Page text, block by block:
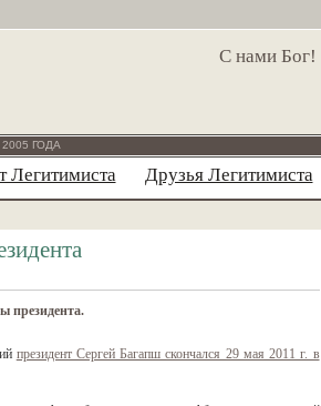
С нами Бог!
ГОДА
Легитимиста Друзья Легитимиста
президента.
президент Сергей Багапш скончался 29 мая 2011 г. в